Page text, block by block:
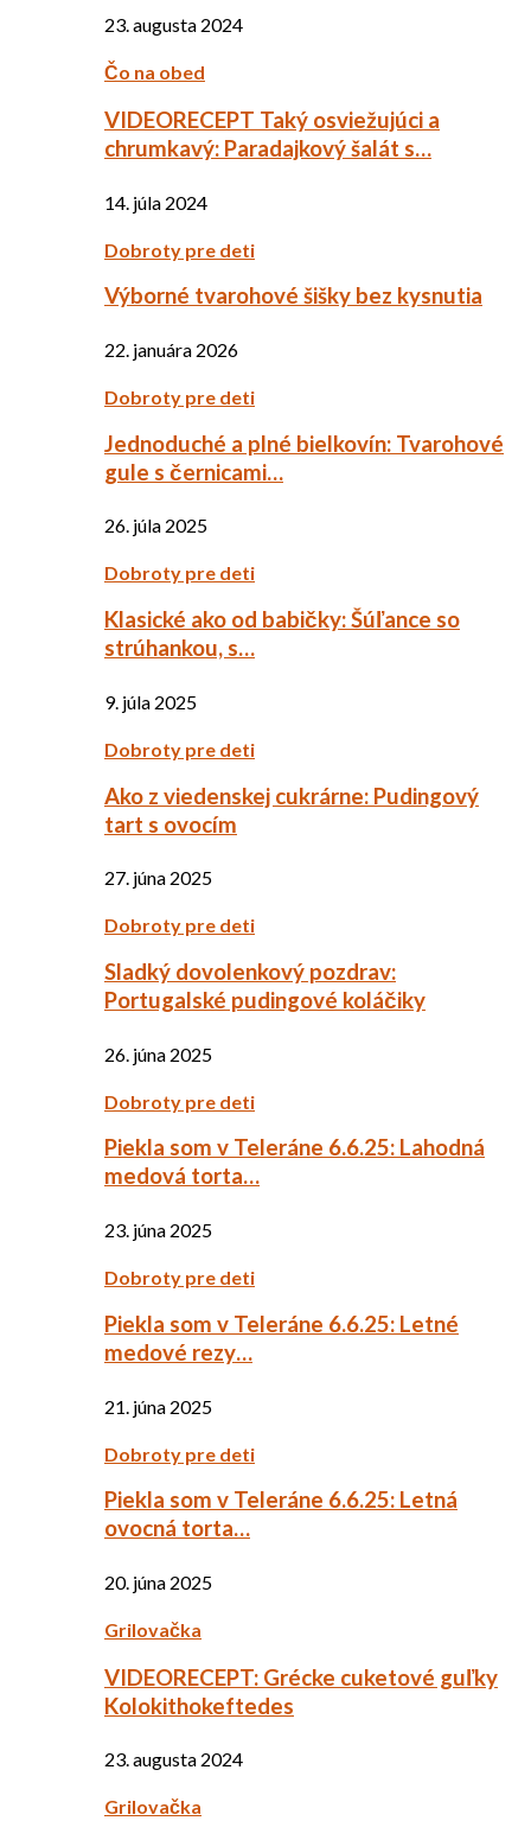
23. augusta 2024
Čo na obed
VIDEORECEPT Taký osviežujúci a
chrumkavý: Paradajkový šalát s…
14. júla 2024
Dobroty pre deti
Výborné tvarohové šišky bez kysnutia
22. januára 2026
Dobroty pre deti
Jednoduché a plné bielkovín: Tvarohové
gule s černicami…
26. júla 2025
Dobroty pre deti
Klasické ako od babičky: Šúľance so
strúhankou, s…
9. júla 2025
Dobroty pre deti
Ako z viedenskej cukrárne: Pudingový
tart s ovocím
27. júna 2025
Dobroty pre deti
Sladký dovolenkový pozdrav:
Portugalské pudingové koláčiky
26. júna 2025
Dobroty pre deti
Piekla som v Teleráne 6.6.25: Lahodná
medová torta…
23. júna 2025
Dobroty pre deti
Piekla som v Teleráne 6.6.25: Letné
medové rezy…
21. júna 2025
Dobroty pre deti
Piekla som v Teleráne 6.6.25: Letná
ovocná torta…
20. júna 2025
Grilovačka
VIDEORECEPT: Grécke cuketové guľky
Kolokithokeftedes
23. augusta 2024
Grilovačka